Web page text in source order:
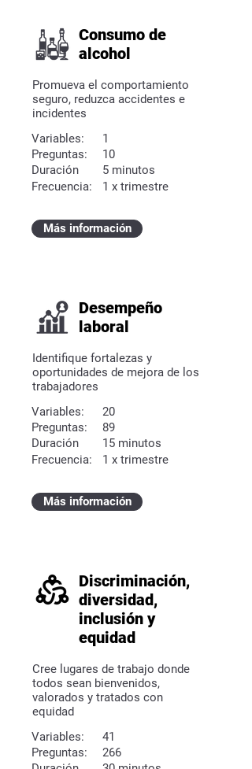
Consumo de
alcohol
Promueva el comportamiento
seguro, reduzca accidentes e
incidentes
Variables:
Preguntas:
Duración
Frecuencia:
1
10
5 minutos
1 x trimestre
Más información
Desempeño
laboral
Identifique fortalezas y
oportunidades de mejora de los
trabajadores
Variables:
Preguntas:
Duración
Frecuencia:
20
89
15 minutos
1 x trimestre
Más información
Discriminación,
diversidad,
inclusión y
equidad
Cree lugares de trabajo donde
todos sean bienvenidos,
valorados y tratados con
equidad
Variables:
Preguntas:
41
266